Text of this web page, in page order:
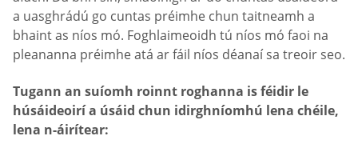
a uasghrádú go cuntas préimhe chun taitneamh a
bhaint as níos mó. Foghlaimeoidh tú níos mó faoi na
pleananna préimhe atá ar fáil níos déanaí sa treoir seo.
Tugann an suíomh roinnt roghanna is féidir le
húsáideoirí a úsáid chun idirghníomhú lena chéile,
lena n-áirítear: